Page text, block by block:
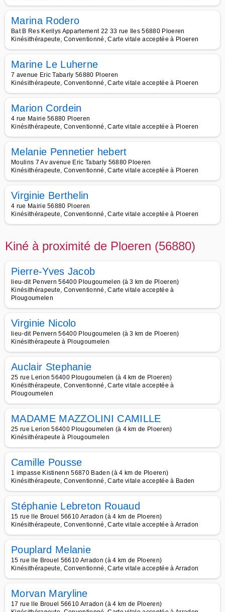
Marina Rodero
Bat B Res Kerilys Appartement 22 33 rue Iles 56880 Ploeren
Kinésithérapeute, Conventionné, Carte vitale acceptée à Ploeren
Marine Le Luherne
7 avenue Eric Tabarly 56880 Ploeren
Kinésithérapeute, Conventionné, Carte vitale acceptée à Ploeren
Marion Cordein
4 rue Mairie 56880 Ploeren
Kinésithérapeute, Conventionné, Carte vitale acceptée à Ploeren
Melanie Pennetier hebert
Moulins 7 Av avenue Eric Tabarly 56880 Ploeren
Kinésithérapeute, Conventionné, Carte vitale acceptée à Ploeren
Virginie Berthelin
4 rue Mairie 56880 Ploeren
Kinésithérapeute, Conventionné, Carte vitale acceptée à Ploeren
Kiné à proximité de Ploeren (56880)
Pierre-Yves Jacob
lieu-dit Penvern 56400 Plougoumelen (à 3 km de Ploeren)
Kinésithérapeute, Conventionné, Carte vitale acceptée à
Plougoumelen
Virginie Nicolo
lieu-dit Penvern 56400 Plougoumelen (à 3 km de Ploeren)
Kinésithérapeute à Plougoumelen
Auclair Stephanie
25 rue Lerion 56400 Plougoumelen (à 4 km de Ploeren)
Kinésithérapeute, Conventionné, Carte vitale acceptée à
Plougoumelen
MADAME MAZZOLINI CAMILLE
25 rue Lerion 56400 Plougoumelen (à 4 km de Ploeren)
Kinésithérapeute à Plougoumelen
Camille Pousse
1 impasse Kistinenn 56870 Baden (à 4 km de Ploeren)
Kinésithérapeute, Conventionné, Carte vitale acceptée à Baden
Stéphanie Lebreton Rouaud
15 rue Ile Brouel 56610 Arradon (à 4 km de Ploeren)
Kinésithérapeute, Conventionné, Carte vitale acceptée à Arradon
Pouplard Melanie
15 rue Ile Brouel 56610 Arradon (à 4 km de Ploeren)
Kinésithérapeute, Conventionné, Carte vitale acceptée à Arradon
Morvan Maryline
17 rue Ile Brouel 56610 Arradon (à 4 km de Ploeren)